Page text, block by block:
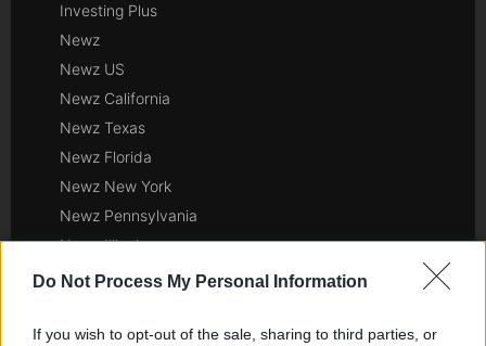
Do Not Process My Personal Information
If you wish to opt-out of the sale, sharing to third parties, or
Investing Plus
Newz
Newz US
Newz California
Newz Texas
Newz Florida
Newz New York
Newz Pennsylvania
Newz Illinois
Newz Ohio
Hig Tech Mag